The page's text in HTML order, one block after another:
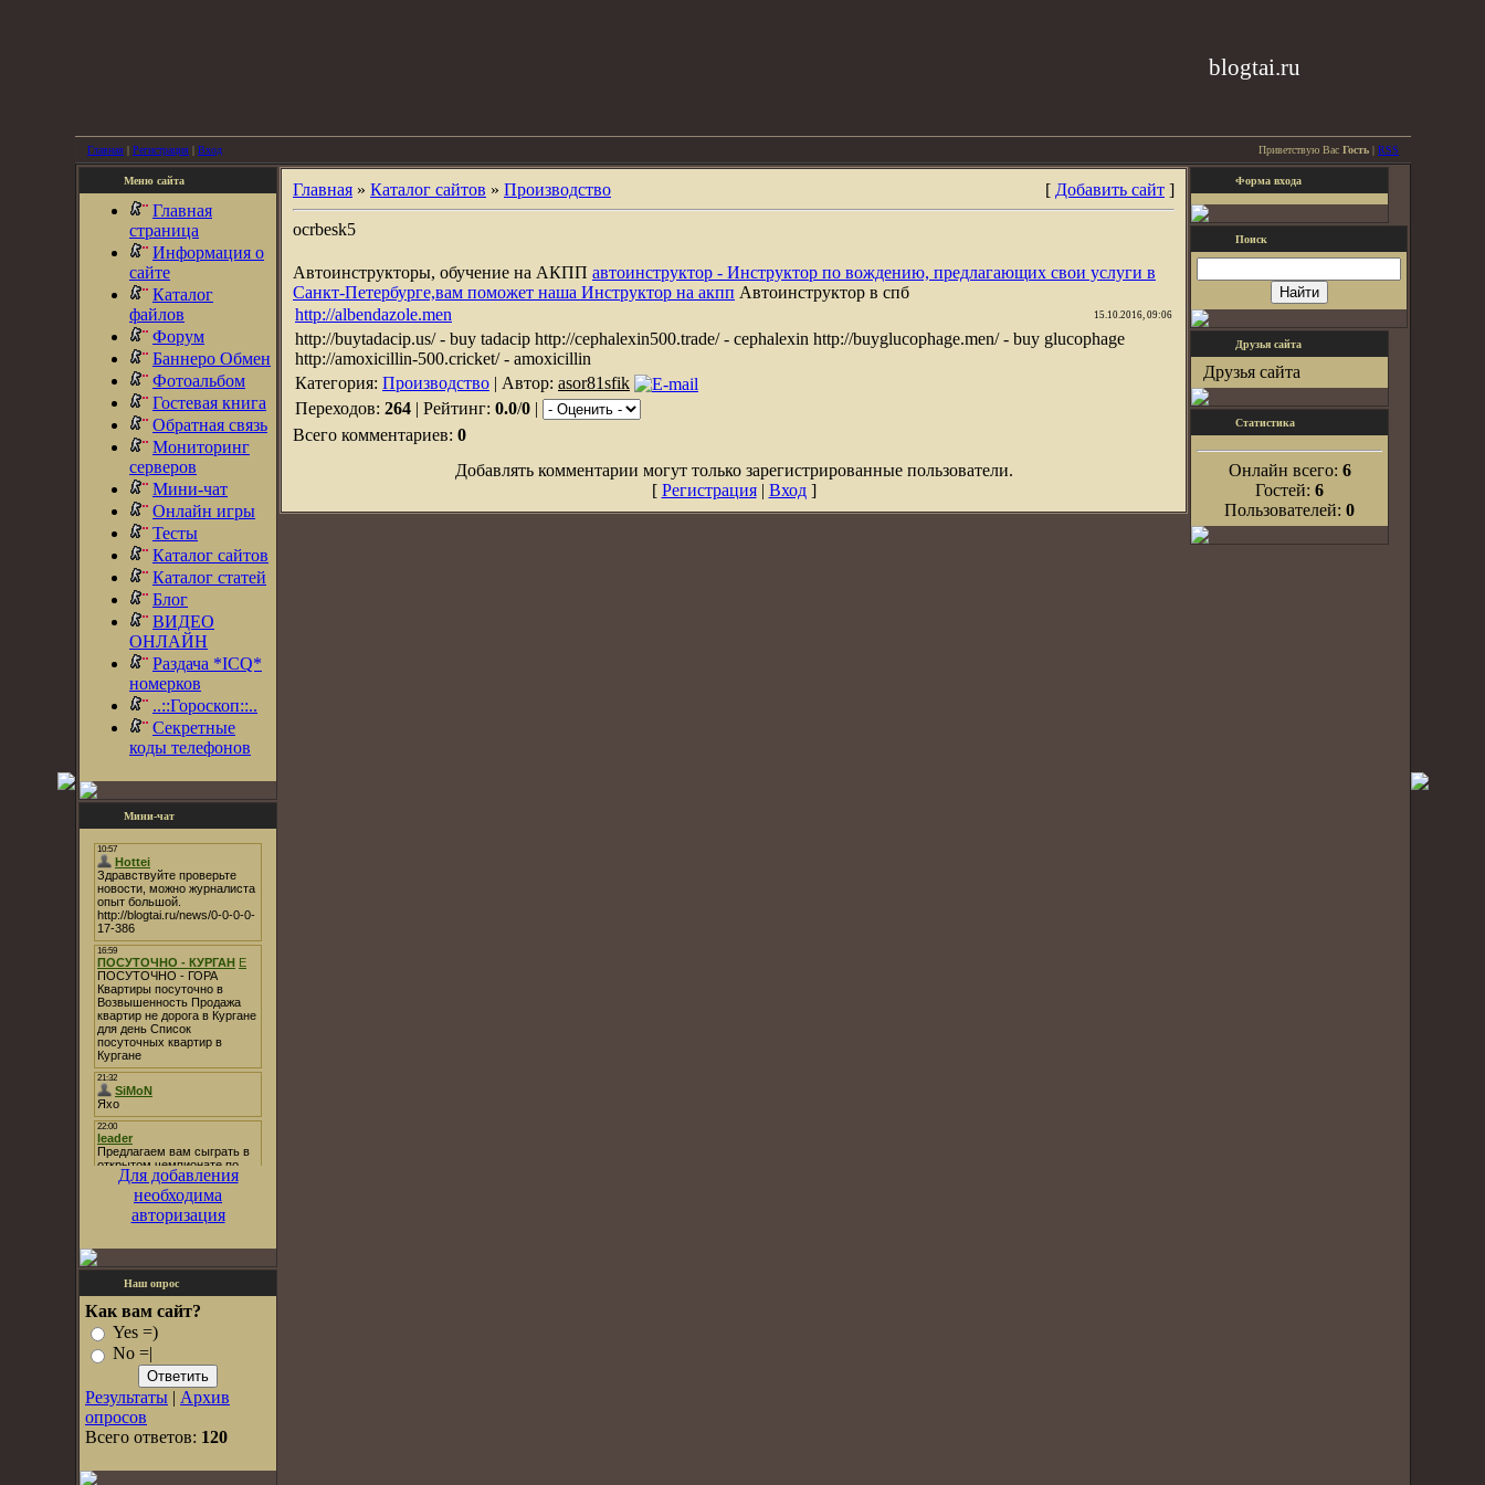
blogtai.ru
Главная | Регистрация | Вход Приветствую Вас Гость | RSS
Меню сайта
Главная
страница
Информация о
сайте
Каталог
файлов
Форум
Баннеро Обмен
Фотоальбом
Гостевая книга
Обратная связь
Мониторинг
серверов
Мини-чат
Онлайн игры
Тесты
Каталог сайтов
Каталог статей
Блог
ВИДЕО
ОНЛАЙН
Раздача *ICQ*
номерков
..::Гороскоп::..
Секретные
коды телефонов
Мини-чат
Для добавления
необходима
авторизация
Наш опрос
Как вам сайт?
Yes =)
No =|
Результаты | Архив
опросов
Всего ответов: 120
Главная » Каталог сайтов » Производство [ Добавить сайт ]
ocrbesk5
Автоинструкторы, обучение на АКПП автоинструктор - Инструктор по вождению, предлагающих свои услуги в
Санкт-Петербурге,вам поможет наша Инструктор на акпп Автоинструктор в спб
http://albendazole.men
15.10.2016, 09:06
http://buytadacip.us/ - buy tadacip http://cephalexin500.trade/ - cephalexin http://buyglucophage.men/ - buy glucophage
http://amoxicillin-500.cricket/ - amoxicillin
Категория: Производство | Автор: asor81sfik
Переходов: 264 | Рейтинг: 0.0/0 |
Всего комментариев: 0
Добавлять комментарии могут только зарегистрированные пользователи.
[ Регистрация| Вход]
Форма входа
Поиск
Друзья сайта
Друзья сайта
Статистика
Онлайн всего: 6
Гостей: 6
Пользователей: 0